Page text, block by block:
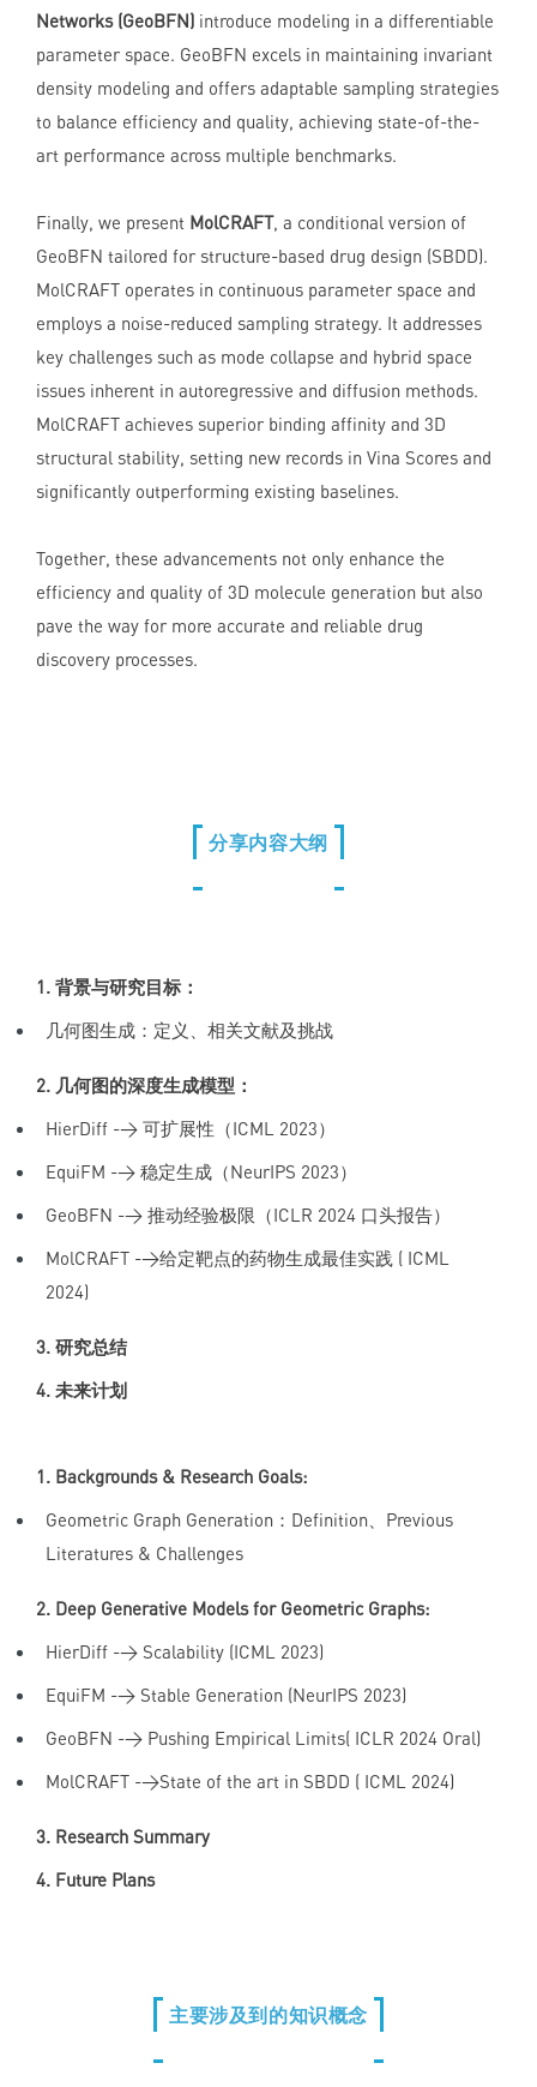
Networks (GeoBFN) introduce modeling in a differentiable
parameter space. GeoBFN excels in maintaining invariant
density modeling and offers adaptable sampling strategies
to balance efficiency and quality, achieving state-of-the-
art performance across multiple benchmarks.
Finally, we present MolCRAFT, a conditional version of
GeoBFN tailored for structure-based drug design (SBDD).
MolCRAFT operates in continuous parameter space and
employs a noise-reduced sampling strategy. It addresses
key challenges such as mode collapse and hybrid space
issues inherent in autoregressive and diffusion methods.
MolCRAFT achieves superior binding affinity and 3D
structural stability, setting new records in Vina Scores and
significantly outperforming existing baselines.
Together, these advancements not only enhance the
efficiency and quality of 3D molecule generation but also
pave the way for more accurate and reliable drug
discovery processes.
分享内容大纲
1. 背景与研究目标：
几何图生成：定义、相关文献及挑战
2. 几何图的深度生成模型：
HierDiff -> 可扩展性（ICML 2023）
EquiFM -> 稳定生成（NeurIPS 2023）
GeoBFN -> 推动经验极限（ICLR 2024 口头报告）
MolCRAFT ->给定靶点的药物生成最佳实践 ( ICML
2024)
3. 研究总结
4. 未来计划
1. Backgrounds & Research Goals:
Geometric Graph Generation：Definition、Previous
Literatures & Challenges
2. Deep Generative Models for Geometric Graphs:
HierDiff -> Scalability (ICML 2023)
EquiFM -> Stable Generation (NeurIPS 2023)
GeoBFN -> Pushing Empirical Limits( ICLR 2024 Oral)
MolCRAFT ->State of the art in SBDD ( ICML 2024)
3. Research Summary
4. Future Plans
主要涉及到的知识概念